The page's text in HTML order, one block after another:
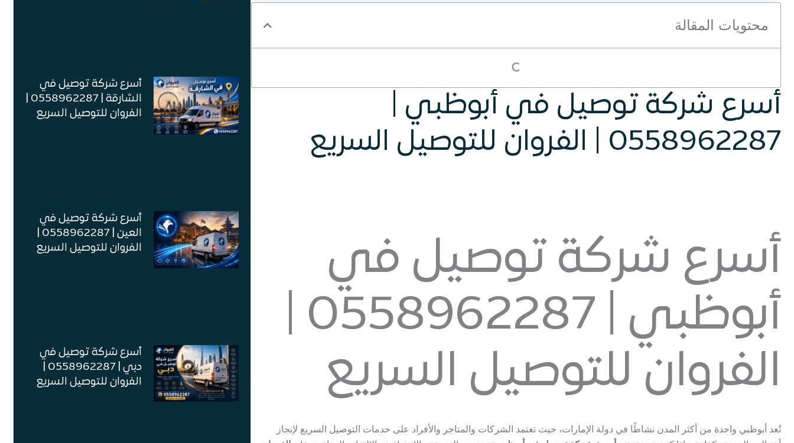
محتويات المقالة
أسرع شركة توصيل في أبوظبي |
0558962287 | الفروان للتوصيل السريع
أسرع شركة توصيل في
الفروان للتوصيل السريع
تُعد أبوظبي واحدة من أكثر المدن نشاطًا في دولة الإمارات، حيث تعتمد الشركات والمتاجر والأفراد على خدمات التوصيل السريع لإنجاز
أسرع شركة توصيل في
الفروان للتوصيل السريع
أسرع شركة توصيل في
الفروان للتوصيل السريع
أسرع شركة توصيل في
الفروان للتوصيل السريع